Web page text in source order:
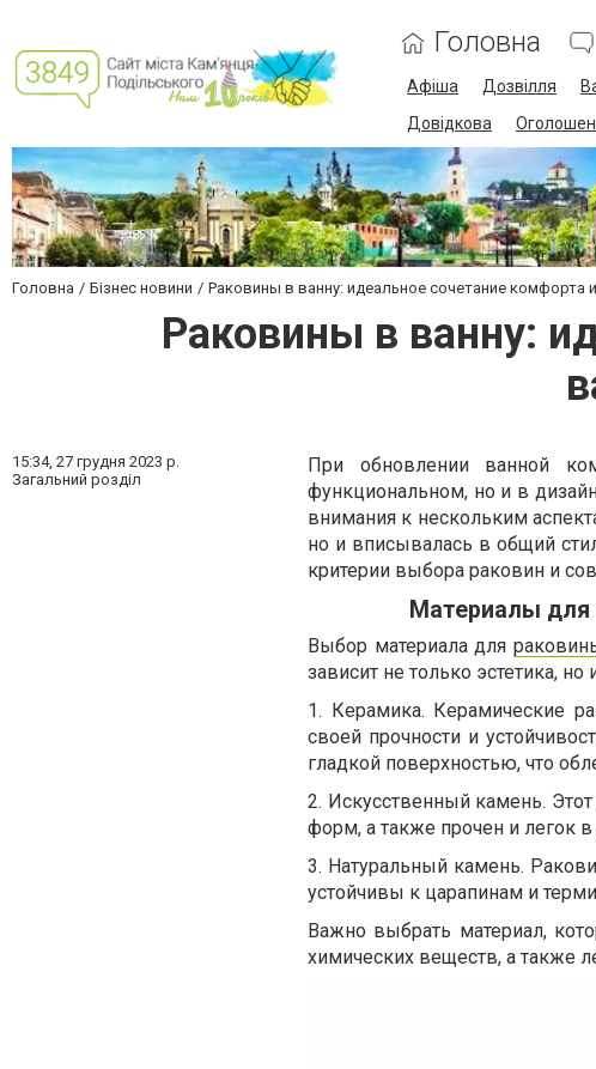
Головна
Афіша Дозвілля
Довідкова
Головна Бізнес новини Раковины в ванну: идеальное сочетание комфорта
Раковины в ванну:
15:34, 27 грудня 2023 р.
Загальний розділ
При обновлении ванной
функциональном, но и в
внимания к нескольким
но и вписывалась в общий
критерии выбора раковин и
Материалы для
Выбор материала для
зависит не только эстетика,
1. Керамика. Керамические
своей прочности и
гладкой поверхностью, что
2. Искусственный камень.
форм, а также прочен и легок
3. Натуральный камень.
устойчивы к царапинам и
Важно выбрать материал,
химических веществ, а также